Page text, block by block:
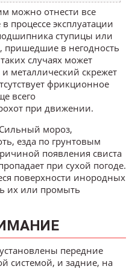
можно отнести все
процессе эксплуатации
ступицы или
пришедшие в негодность
случаях может
металлический скрежет
фрикционное
всего
при движении.
Сильный мороз,
езда по грунтовым
появления свиста
при сухой погоде.
поверхности инородных
их или промыть
передние
системой, и задние, на